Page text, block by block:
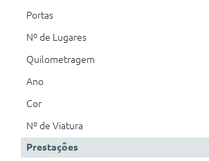
Portas
Nº de Lugares
Quilometragem
Ano
Cor
Nº de Viatura
Prestações